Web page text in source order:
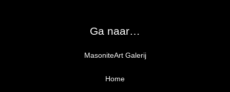
Ga naar…
MasoniteArt Galerij
Home